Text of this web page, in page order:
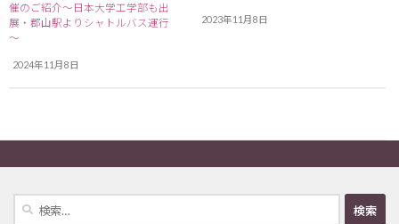
催のご紹介～日本大学工学部も出
展・郡山駅よりシャトルバス運行
～
2024年11月8日
2023年11月8日
検